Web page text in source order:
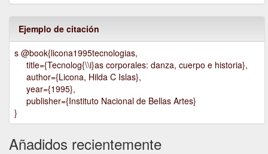
Ejemplo de citación
s @book{licona1995tecnologias,
title={Tecnolog{\\i}as corporales: danza, cuerpo e historia},
author={Licona, Hilda C Islas},
year={1995},
publisher={Instituto Nacional de Bellas Artes}
}
Añadidos recientemente